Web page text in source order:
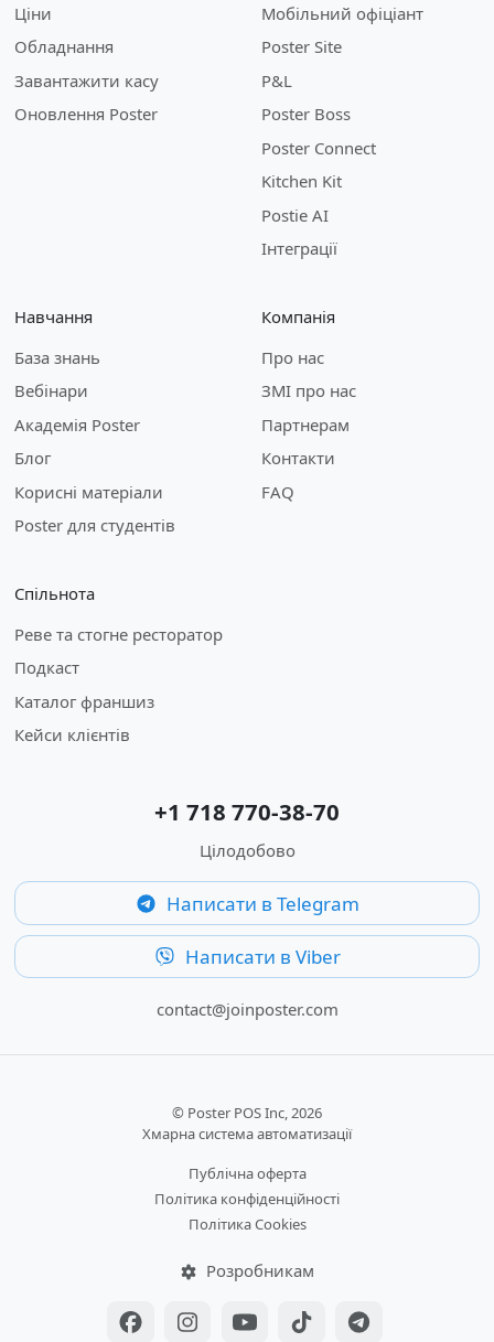
Ціни
Обладнання
Завантажити касу
Оновлення Poster
Мобільний офіціант
Poster Site
P&L
Poster Boss
Poster Connect
Kitchen Kit
Postie AI
Інтеграції
Навчання
База знань
Вебінари
Академія Poster
Блог
Корисні матеріали
Poster для студентів
Компанія
Про нас
ЗМІ про нас
Партнерам
Контакти
FAQ
Спільнота
Реве та стогне ресторатор
Подкаст
Каталог франшиз
Кейси клієнтів
+1 718 770-38-70
Цілодобово
Написати в Telegram
Написати в Viber
contact@joinposter.com
© Poster POS Inc, 2026
Хмарна система автоматизації
Публічна оферта
Політика конфіденційності
Політика Cookies
Розробникам